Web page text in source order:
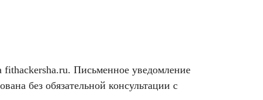
Письменное уведомление
без обязательной консультации с